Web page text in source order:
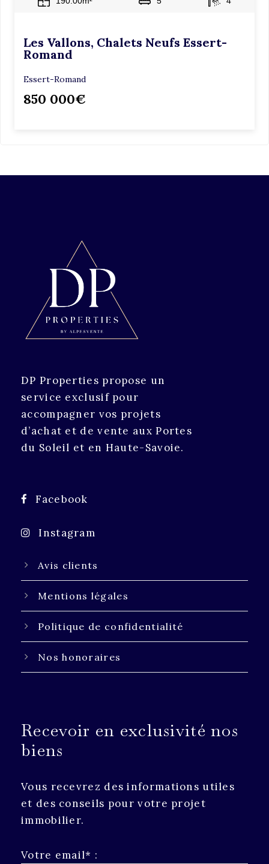
Les Vallons, Chalets Neufs Essert-
Romand
Essert-Romand
850 000€
DP Properties propose un
service exclusif pour
accompagner vos projets
d’achat et de vente aux Portes
du Soleil et en Haute-Savoie.
Facebook
Instagram
Avis clients
Mentions légales
Politique de confidentialité
Nos honoraires
Recevoir en exclusivité nos
biens
Vous recevrez des informations utiles
et des conseils pour votre projet
immobilier.
Votre email* :